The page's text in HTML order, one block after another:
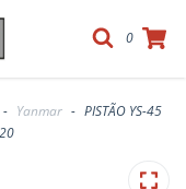
0
- Yanmar - PISTÃO YS-45